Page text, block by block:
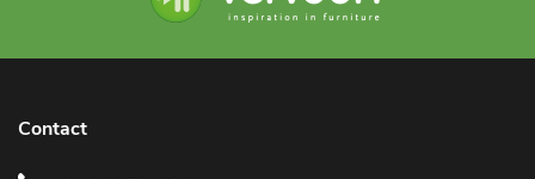
Contact